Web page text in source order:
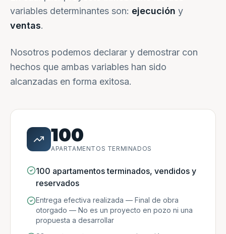
variables determinantes son: ejecución y
ventas.
Nosotros podemos declarar y demostrar con
hechos que ambas variables han sido
alcanzadas en forma exitosa.
100
APARTAMENTOS TERMINADOS
100 apartamentos terminados, vendidos y
reservados
Entrega efectiva realizada — Final de obra
otorgado — No es un proyecto en pozo ni una
propuesta a desarrollar